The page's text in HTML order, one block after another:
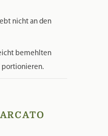
nicht an den
bemehlten
portionieren.